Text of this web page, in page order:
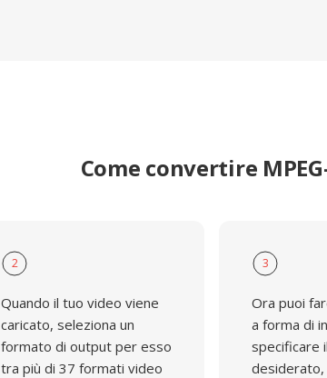
Come convertire
2
Quando il tuo video viene
caricato, seleziona un
formato di output per esso
tra più di 37 formati video
3
Ora puoi
a forma di
specificare
desiderato,